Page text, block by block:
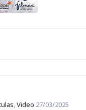
,Video 27/03/2025